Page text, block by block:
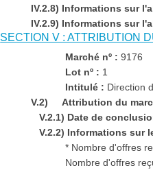
IV.2.8) Informations sur
IV.2.9) Informations sur
SECTION V : ATTRIBUTION
Marché nº :9176
Lot nº : 1
Intitulé : Direction
V.2) Attribution du
V.2.1) Date de
V.2.2) Informations sur
* Nombre d'offres
Nombre d'offres